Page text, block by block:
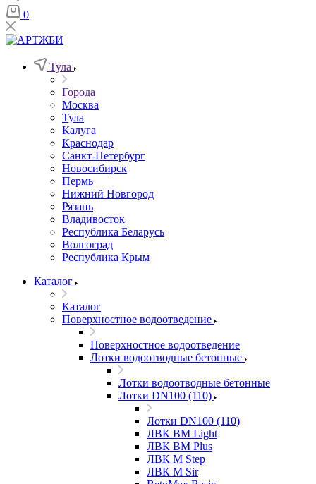
0
Тула
Города
Москва
Тула
Калуга
Краснодар
Санкт-Петербург
Новосибирск
Пермь
Нижний Новгород
Рязань
Владивосток
Республика Беларусь
Волгоград
Республика Крым
Каталог
Каталог
Поверхностное водоотведение
Поверхностное водоотведение
Лотки водоотводные бетонные
Лотки водоотводные бетонные
Лотки DN100 (110)
Лотки DN100 (110)
ЛВК ВМ Light
ЛВК ВМ Plus
ЛВК М Step
ЛВК М Sir